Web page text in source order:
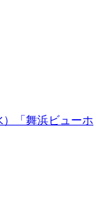
「舞浜ビューホ